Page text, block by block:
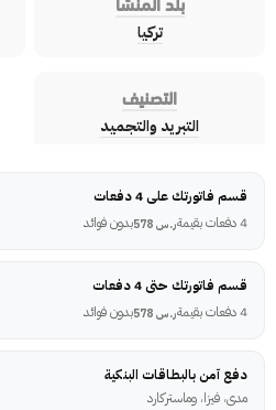
تركيا
التصنيف
التبريد والتجميد
قسم فاتورتك على 4 دفعات
4 دفعات بقيمة
ر.س بدون فوائد
قسم فاتورتك حتى 4 دفعات
4 دفعات بقيمة
ر.س بدون فوائد
دفع آمن بالبطاقات البنكية
مدى، فيزا، وماستركارد